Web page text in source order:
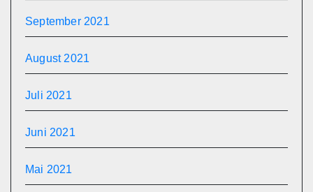
September 2021
August 2021
Juli 2021
Juni 2021
Mai 2021